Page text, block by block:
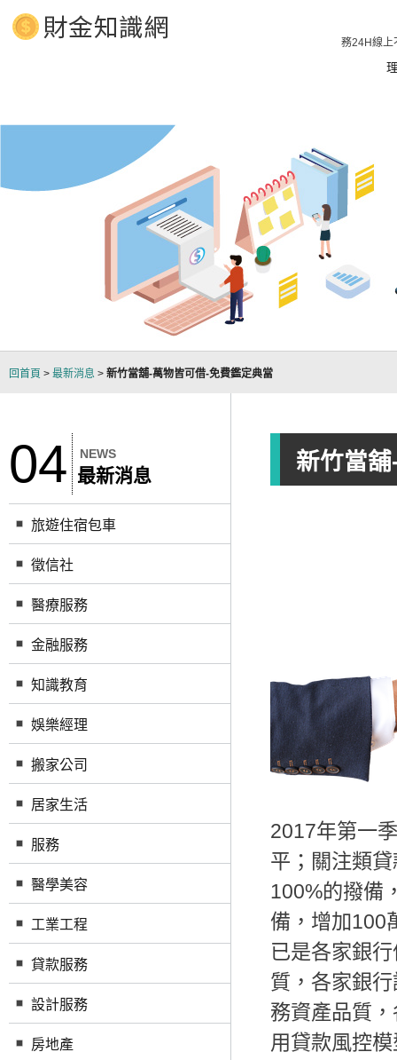
當舖、汽車借款、汽車借款 立即放款1分鐘預知額度，貸款服務24H線上
回首頁 > 最新消息 > 新竹當舖-萬物皆可借-免費鑑定典當
04 NEWS
最新消息
旅遊住宿包車
徵信社
醫療服務
金融服務
知識教育
娛樂經理
搬家公司
居家生活
服務
醫學美容
工業工程
貸款服務
設計服務
房地產
新竹當
2017年第一
平；關注類
100%的撥備
備，增加100
已是各家銀
質，各家銀
務資產品質
用貸款風控